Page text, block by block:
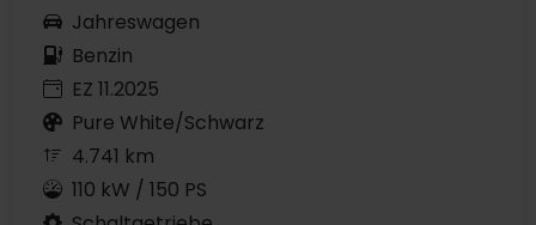
Jahreswagen
Benzin
EZ 11.2025
Pure White/Schwarz
4.741 km
110 kW / 150 PS